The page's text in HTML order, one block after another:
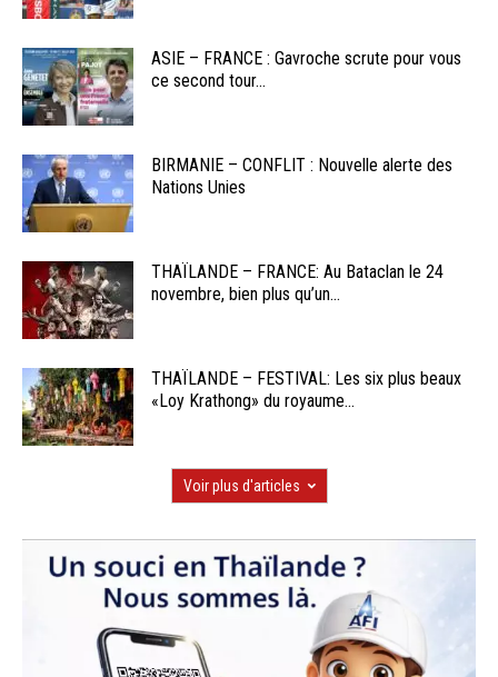
ASIE – FRANCE : Gavroche scrute pour vous
ce second tour...
BIRMANIE – CONFLIT : Nouvelle alerte des
Nations Unies
THAÏLANDE – FRANCE: Au Bataclan le 24
novembre, bien plus qu’un...
THAÏLANDE – FESTIVAL: Les six plus beaux
«Loy Krathong» du royaume...
Voir plus d'articles